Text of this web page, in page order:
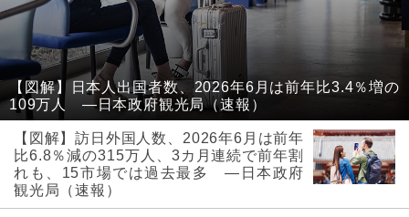
【図解】日本人出国者数、2026年6月は前年比3.4％増の
109万人 ―日本政府観光局（速報）
【図解】訪日外国人数、2026年6月は前年
比6.8％減の315万人、3カ月連続で前年割
れも、15市場では過去最多 ―日本政府
観光局（速報）